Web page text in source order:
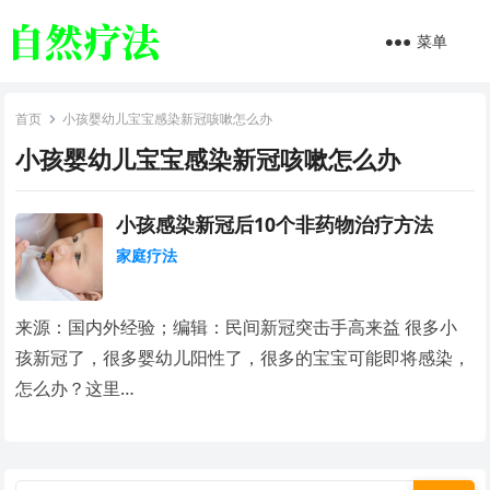
菜单
首页 小孩婴幼儿宝宝感染新冠咳嗽怎么办
小孩婴幼儿宝宝感染新冠咳嗽怎么办
小孩感染新冠后10个非药物治疗方法
家庭疗法
来源：国内外经验；编辑：民间新冠突击手高来益 很多小
孩新冠了，很多婴幼儿阳性了，很多的宝宝可能即将感染，
怎么办？这里…